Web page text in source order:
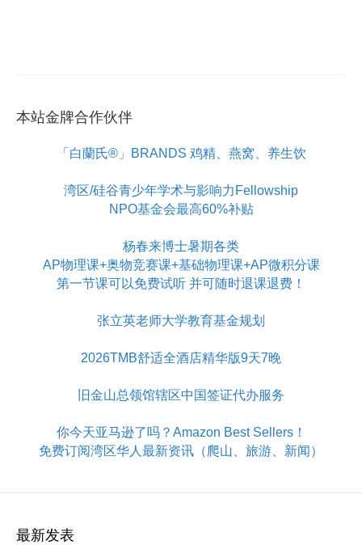
本站金牌合作伙伴
「白蘭氏®」BRANDS 鸡精、燕窝、养生饮
湾区/硅谷青少年学术与影响力Fellowship
NPO基金会最高60%补贴
杨春来博士暑期各类
AP物理课+奥物竞赛课+基础物理课+AP微积分课
第一节课可以免费试听 并可随时退课退费！
张立英老师大学教育基金规划
2026TMB舒适全酒店精华版9天7晚
旧金山总领馆辖区中国签证代办服务
你今天亚马逊了吗？Amazon Best Sellers！
免费订阅湾区华人最新资讯（爬山、旅游、新闻）
最新发表